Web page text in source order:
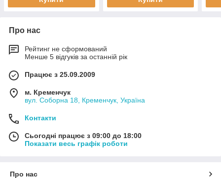
Про нас
Рейтинг не сформований
Менше 5 відгуків за останній рік
Працює з 25.09.2009
м. Кременчук
вул. Соборна 18, Кременчук, Україна
Контакти
Сьогодні працює з 09:00 до 18:00
Показати весь графік роботи
Про нас